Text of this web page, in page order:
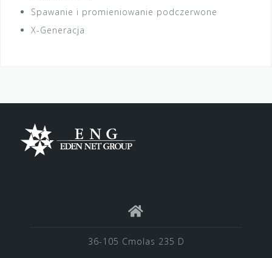
Spawanie i promieniowanie podczerwone
X-Generacja
36-105 Cmolas 235 D